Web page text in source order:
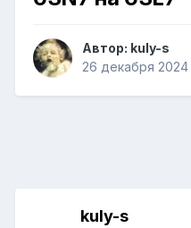
Автор: kuly-s
26 декабря 2024
kuly-s